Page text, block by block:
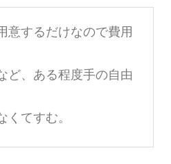
意するだけなので費用
ど、ある程度手の自由
くてすむ。